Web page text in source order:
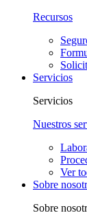
Recursos
Servicios
Servicios
Nuestros
Ver
Sobre
Sobre